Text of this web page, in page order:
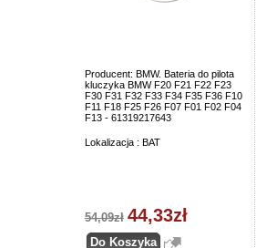
Producent: BMW. Bateria do pilota
kluczyka BMW F20 F21 F22 F23
F30 F31 F32 F33 F34 F35 F36 F10
F11 F18 F25 F26 F07 F01 F02 F04
F13 - 61319217643
Lokalizacja : BAT
54,09zł 44,33zł